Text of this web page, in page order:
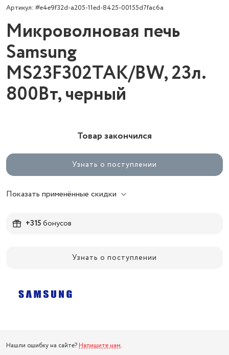
Артикул: #e4e9f32d-a205-11ed-8425-00155d7fac6a
Микроволновая печь
Samsung
MS23F302TAK/BW, 23л.
800Вт, черный
Товар закончился
Узнать о поступлении
Показать применённые скидки
+315бонусов
Узнать о поступлении
Нашли ошибку на сайте? Напишите нам.